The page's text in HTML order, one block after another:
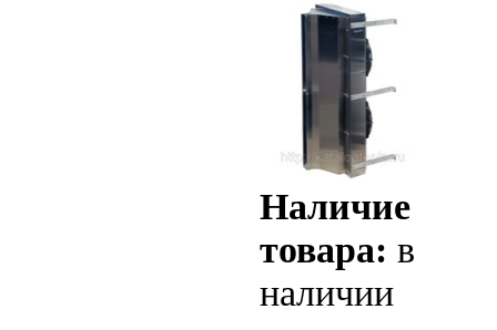
Наличие
товара: в
наличии